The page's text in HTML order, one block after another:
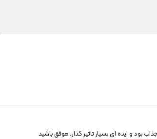
بود و ایده ای بسیار تاثیر گذار. موفق باشید